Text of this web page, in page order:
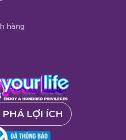
hàng
LỢI ÍCH